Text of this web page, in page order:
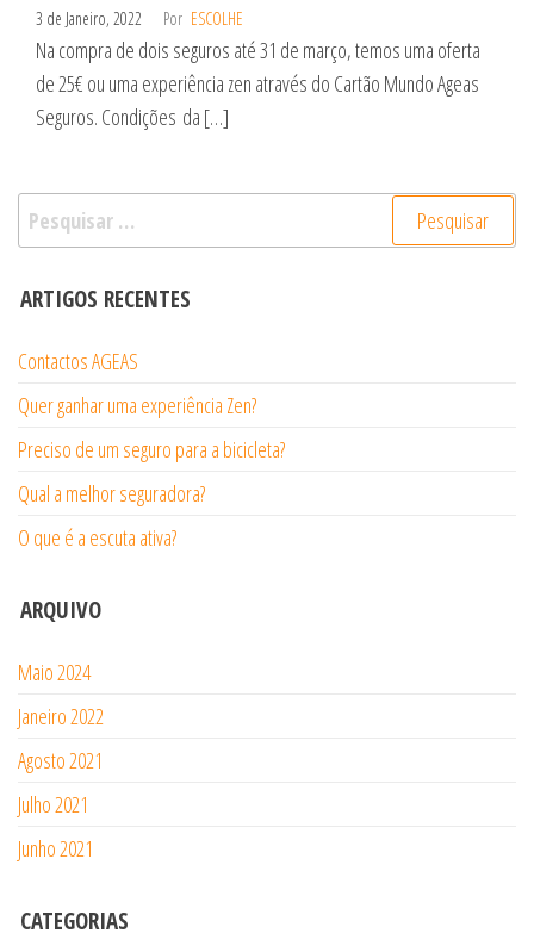
3 de Janeiro, 2022 Por ESCOLHE
Na compra de dois seguros até 31 de março, temos uma oferta
de 25€ ou uma experiência zen através do Cartão Mundo Ageas
Seguros. Condições da […]
Pesquisar
por:
ARTIGOS RECENTES
Contactos AGEAS
Quer ganhar uma experiência Zen?
Preciso de um seguro para a bicicleta?
Qual a melhor seguradora?
O que é a escuta ativa?
ARQUIVO
Maio 2024
Janeiro 2022
Agosto 2021
Julho 2021
Junho 2021
CATEGORIAS